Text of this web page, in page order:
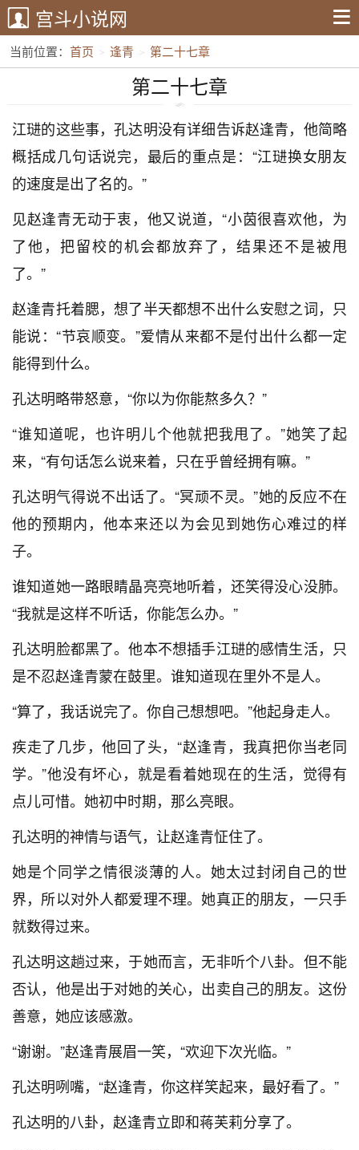
宫斗小说网
当前位置： 首页 逢青 第二十七章
第二十七章
江琎的这些事，孔达明没有详细告诉赵逢青，他简略
概括成几句话说完，最后的重点是：“江琎换女朋友
的速度是出了名的。”
见赵逢青无动于衷，他又说道，“小茵很喜欢他，为
了他，把留校的机会都放弃了，结果还不是被甩
了。”
赵逢青托着腮，想了半天都想不出什么安慰之词，只
能说：“节哀顺变。”爱情从来都不是付出什么都一定
能得到什么。
孔达明略带怒意，“你以为你能熬多久？”
“谁知道呢，也许明儿个他就把我甩了。”她笑了起
来，“有句话怎么说来着，只在乎曾经拥有嘛。”
孔达明气得说不出话了。“冥顽不灵。”她的反应不在
他的预期内，他本来还以为会见到她伤心难过的样
子。
谁知道她一路眼睛晶亮亮地听着，还笑得没心没肺。
“我就是这样不听话，你能怎么办。”
孔达明脸都黑了。他本不想插手江琎的感情生活，只
是不忍赵逢青蒙在鼓里。谁知道现在里外不是人。
“算了，我话说完了。你自己想想吧。”他起身走人。
疾走了几步，他回了头，“赵逢青，我真把你当老同
学。”他没有坏心，就是看着她现在的生活，觉得有
点儿可惜。她初中时期，那么亮眼。
孔达明的神情与语气，让赵逢青怔住了。
她是个同学之情很淡薄的人。她太过封闭自己的世
界，所以对外人都爱理不理。她真正的朋友，一只手
就数得过来。
孔达明这趟过来，于她而言，无非听个八卦。但不能
否认，他是出于对她的关心，出卖自己的朋友。这份
善意，她应该感激。
“谢谢。”赵逢青展眉一笑，“欢迎下次光临。”
孔达明咧嘴，“赵逢青，你这样笑起来，最好看了。”
孔达明的八卦，赵逢青立即和蒋芙莉分享了。